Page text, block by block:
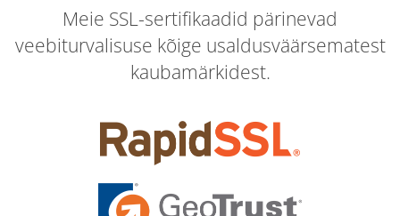
Meie SSL-sertifikaadid pärinevad
veebiturvalisuse kõige usaldusväärsematest
kaubamärkidest.